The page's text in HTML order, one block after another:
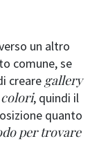
un altro
comune, se
creare gallery
, quindi il
quanto
per trovare